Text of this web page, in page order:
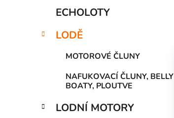
ECHOLOTY
LODĚ
MOTOROVÉ ČLUNY
NAFUKOVACÍ ČLUNY, BELLY
BOATY, PLOUTVE
LODNÍ MOTORY